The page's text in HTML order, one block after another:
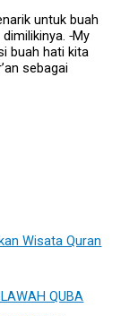
untuk buah
dimilikinya. My
buah hati kita
sebagai
Wisata Quran
QUBA